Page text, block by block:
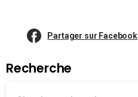
Partager sur Facebook
Recherche